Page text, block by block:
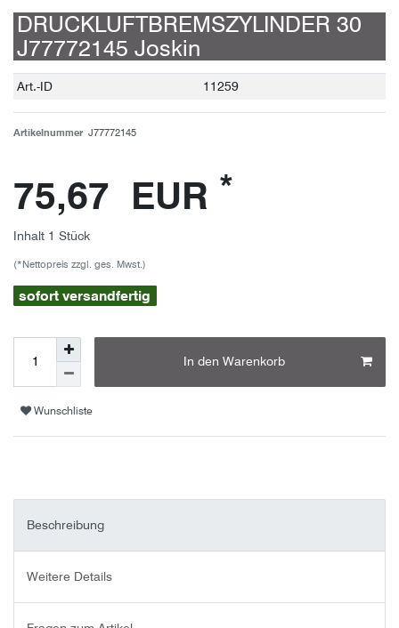
DRUCKLUFTBREMSZYLINDER 30
J77772145 Joskin
Technisches
Wert
Art.-ID 11259
Artikelnummer J77772145
75,67 EUR *
Inhalt 1 Stück
(*Nettopreis zzgl. ges. Mwst.)
sofort versandfertig
In den Warenkorb
Wunschliste
Beschreibung
Weitere Details